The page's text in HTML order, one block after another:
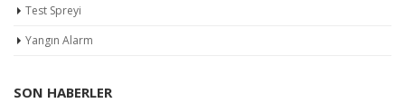
Test Spreyi
Yangın Alarm
SON HABERLER